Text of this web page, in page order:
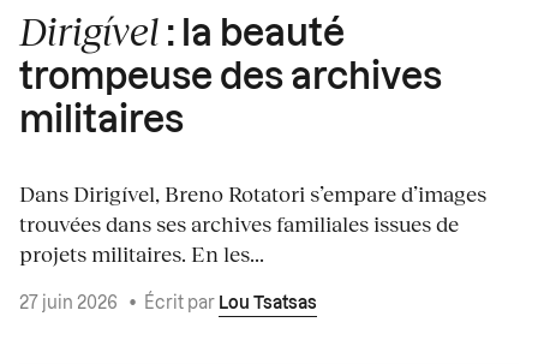
Dirigível : la beauté
trompeuse des archives
militaires
Dans Dirigível, Breno Rotatori s’empare d’images
trouvées dans ses archives familiales issues de
projets militaires. En les...
27 juin 2026 • Écrit par Lou Tsatsas